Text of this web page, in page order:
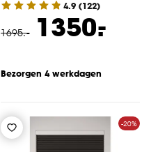
4.9 (122)
1695.- 1350.
-
Bezorgen 4 werkdagen
-20%